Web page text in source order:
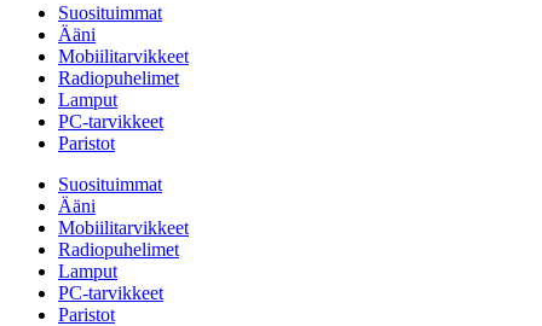
Suosituimmat
Ääni
Mobiilitarvikkeet
Radiopuhelimet
Lamput
PC-tarvikkeet
Paristot
Suosituimmat
Ääni
Mobiilitarvikkeet
Radiopuhelimet
Lamput
PC-tarvikkeet
Paristot